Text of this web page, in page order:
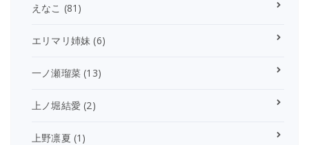
えなこ (81)
エリマリ姉妹 (6)
一ノ瀬瑠菜 (13)
上ノ堀結愛 (2)
上野凛夏 (1)